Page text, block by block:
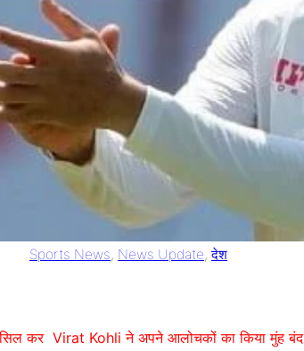
Sports News, News Update, देश
कर Virat Kohli ने अपने आलोचकों का किया मुंह बंद